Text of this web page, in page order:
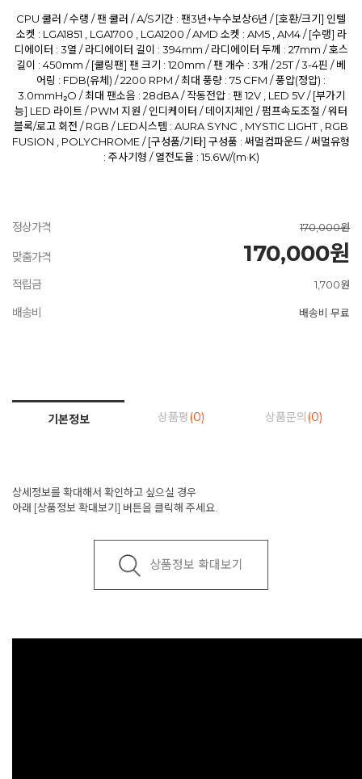
CPU 쿨러 / 수랭 / 팬 쿨러 / A/S기간 : 팬3년+누수보상6년 / [호환/크기] 인텔
소켓 : LGA1851 , LGA1700 , LGA1200 / AMD 소켓 : AM5 , AM4 / [수랭] 라
디에이터 : 3열 / 라디에이터 길이 : 394mm / 라디에이터 두께 : 27mm / 호스
길이 : 450mm / [쿨링팬] 팬 크기 : 120mm / 팬 개수 : 3개 / 25T / 3-4핀 / 베
어링 : FDB(유체) / 2200 RPM / 최대 풍량 : 75 CFM / 풍압(정압) :
3.0mmH₂O / 최대 팬소음 : 28dBA / 작동전압 : 팬 12V , LED 5V / [부가기
능] LED 라이트 / PWM 지원 / 인디케이터 / 데이지체인 / 펌프속도조절 / 워터
블록/로고 회전 / RGB / LED시스템 : AURA SYNC , MYSTIC LIGHT , RGB
FUSION , POLYCHROME / [구성품/기타] 구성품 : 써멀컴파운드 / 써멀유형
: 주사기형 / 열전도율 : 15.6W/(m·K)
정상가격 170,000원
맞춤가격 170,000원
적립금 1,700원
배송비 배송비 무료
기본정보 상품평 (0) 상품문의 (0)
상세정보를 확대해서 확인하고 싶으실 경우
아래 [상품정보 확대보기] 버튼을 클릭해 주세요.
상품정보 확대보기